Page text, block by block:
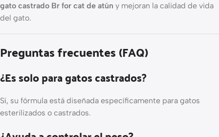
gato castrado Br for cat de atún y mejoran la calidad de vida
del gato.
Preguntas frecuentes (FAQ)
¿Es solo para gatos castrados?
Sí, su fórmula está diseñada específicamente para gatos
esterilizados o castrados.